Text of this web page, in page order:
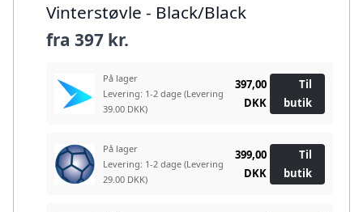
Vinterstøvle - Black/Black
fra 397 kr.
På lager
Levering: 1-2 dage (Levering
39.00 DKK)
397,00
DKK
Til
butik
På lager
Levering: 1-2 dage (Levering
29.00 DKK)
399,00
DKK
Til
butik